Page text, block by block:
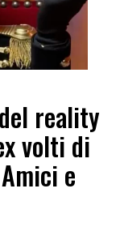
reality
volti di
e